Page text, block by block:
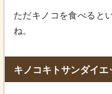
ただキノコを食べると
ね。
キノコキトサンダイ